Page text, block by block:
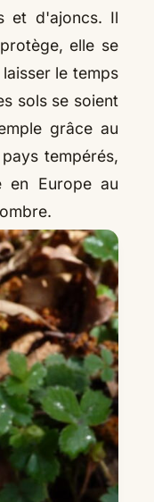
et d'ajoncs. Il
elle se
le temps
sols se soient
grâce au
tempérés,
en Europe au